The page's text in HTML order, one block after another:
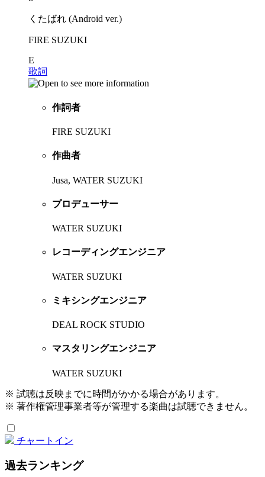
くたばれ (Android ver.)
FIRE SUZUKI
E
歌詞
作詞者
FIRE SUZUKI
作曲者
Jusa, WATER SUZUKI
プロデューサー
WATER SUZUKI
レコーディングエンジニア
WATER SUZUKI
ミキシングエンジニア
DEAL ROCK STUDIO
マスタリングエンジニア
WATER SUZUKI
※ 試聴は反映までに時間がかかる場合があります。
※ 著作権管理事業者等が管理する楽曲は試聴できません。
チャートイン
過去ランキング